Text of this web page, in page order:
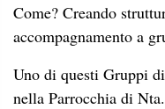
Come? Creando
accompagnamento a
Uno di questi Gruppi
nella Parrocchia di